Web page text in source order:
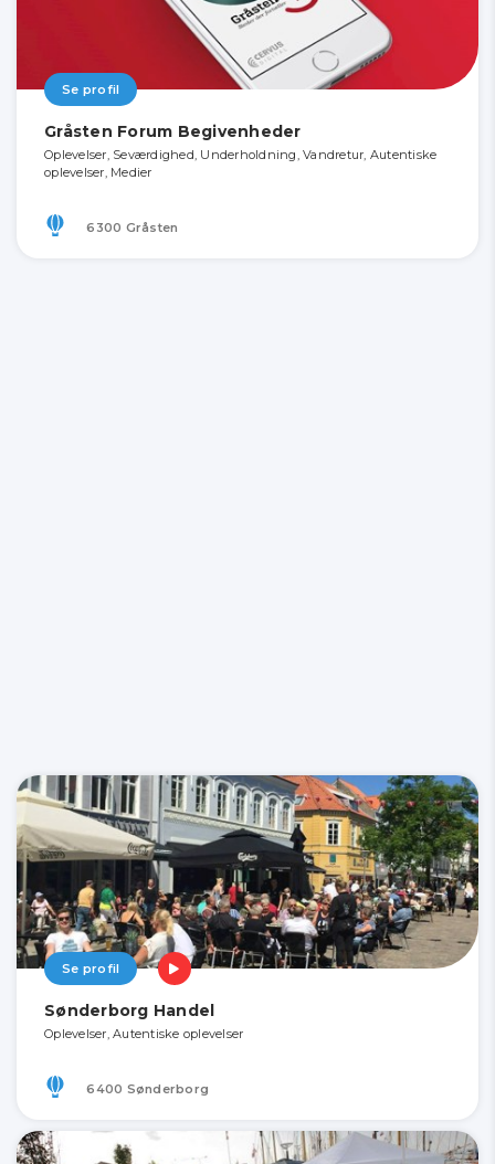
Se profil
Gråsten Forum Begivenheder
Oplevelser, Seværdighed, Underholdning, Vandretur, Autentiske
oplevelser, Medier
6300 Gråsten
Se profil
Sønderborg Handel
Oplevelser, Autentiske oplevelser
6400 Sønderborg